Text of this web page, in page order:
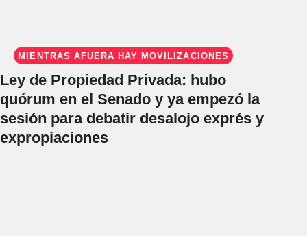
MIENTRAS AFUERA HAY MOVILIZACIONES
Ley de Propiedad Privada: hubo
quórum en el Senado y ya empezó la
sesión para debatir desalojo exprés y
expropiaciones